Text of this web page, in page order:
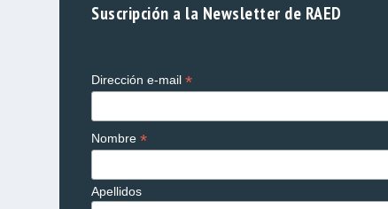
Suscripción a la Newsletter de RAED
Dirección e-mail*
Nombre*
Apellidos